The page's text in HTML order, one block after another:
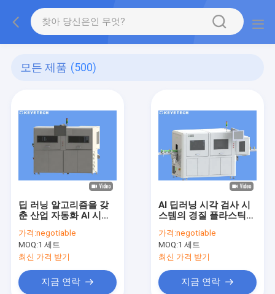
모든 제품 (500)
딥 러닝 알고리즘을 갖
춘 산업 자동화 AI 시각
가격:negotiable
MOQ:1 세트
최신 가격 받기
지금 연락
AI 딥러닝 시각 검사 시
스템의 경질 플라스틱
가격:negotiable
MOQ:1 세트
최신 가격 받기
지금 연락